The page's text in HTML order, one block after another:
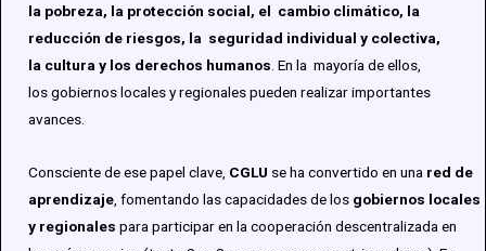
la pobreza, la protección social, el cambio climático, la
reducción de riesgos, la seguridad individual y colectiva,
la cultura y los derechos humanos . En la mayoría deellos
losgobiernoslocales yregionalespueden realizarimportantes
avances.
Consciente deesepapel clave, CGLU se ha convertido en una red de
aprendizaje fomentando lascapacidadesde los gobiernos locales
y regionales para participaren la cooperación descentralizada en